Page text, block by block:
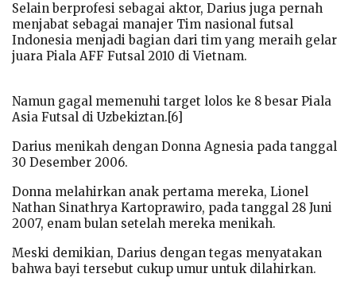
Selain berprofesi sebagai aktor, Darius juga pernah
menjabat sebagai manajer Tim nasional futsal
Indonesia menjadi bagian dari tim yang meraih gelar
juara Piala AFF Futsal 2010 di Vietnam.
Namun gagal memenuhi target lolos ke 8 besar Piala
Asia Futsal di Uzbekiztan.[6]
Darius menikah dengan Donna Agnesia pada tanggal
30 Desember 2006.
Donna melahirkan anak pertama mereka, Lionel
Nathan Sinathrya Kartoprawiro, pada tanggal 28 Juni
2007, enam bulan setelah mereka menikah.
Meski demikian, Darius dengan tegas menyatakan
bahwa bayi tersebut cukup umur untuk dilahirkan.